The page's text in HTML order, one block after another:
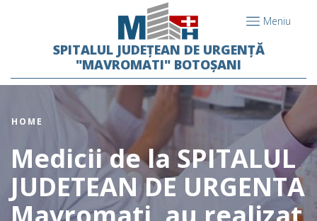
Meniu
SPITALUL JUDEȚEAN DE URGENȚĂ
"MAVROMATI" BOTOȘANI
HOME
Medicii de la SPITALUL
JUDETEAN DE URGENTA